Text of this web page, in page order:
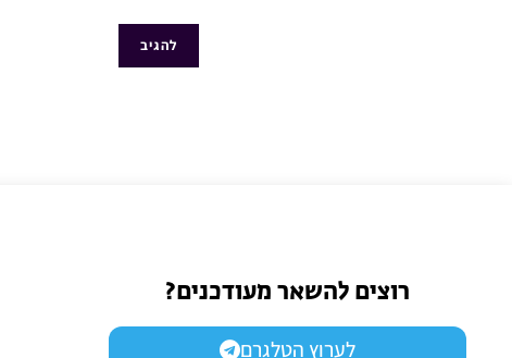
רוצים להשאר מעודכנים?
לערוץ הטלגרם